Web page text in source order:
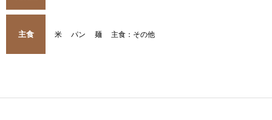
主食 米 パン 麺 主食：その他